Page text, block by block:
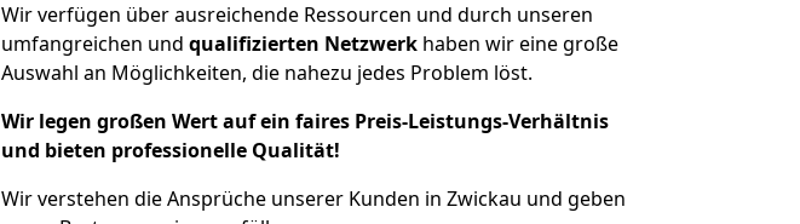
Wir verfügen über ausreichende Ressourcen und durch unseren
umfangreichen und qualifizierten Netzwerk haben wir eine große
Auswahl an Möglichkeiten, die nahezu jedes Problem löst.
Wir legen großen Wert auf ein faires Preis-Leistungs-Verhältnis
und bieten professionelle Qualität!
Wir verstehen die Ansprüche unserer Kunden in Zwickau und geben